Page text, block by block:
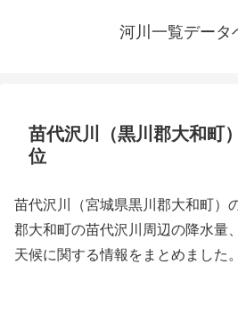
河川一覧データ
苗代沢川（黒川郡大和町
位
苗代沢川（宮城県黒川郡大和町）
郡大和町の苗代沢川周辺の降水量
天候に関する情報をまとめました。